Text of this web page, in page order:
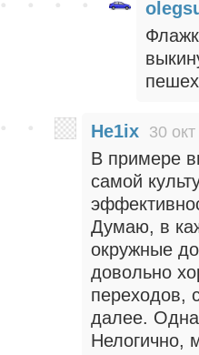
He1ix 30
В примере
самой
Думаю, в
окружные
довольно
переходов,
далее.
Нелогично,